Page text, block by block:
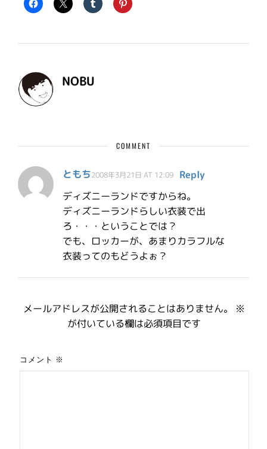
NOBU
COMMENT
ともち2008年3月21日 AT 12:09
Reply
ディズニーランドですからね。
ディズニーランドらしい衣装で出
ろ・・・ということでは？
でも、ロッカーが、あまりカラフルな
衣装ってのもどうよぉ？
メールアドレスが公開されることはありません。
※
が付いている欄は必須項目です
コメント ※